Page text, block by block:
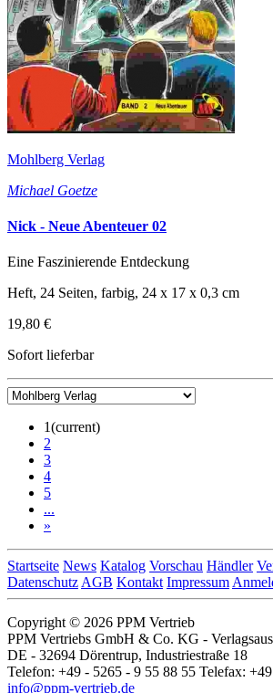
Mohlberg Verlag
Michael Goetze
Nick - Neue Abenteuer 02
Eine Faszinierende Entdeckung
Heft, 24 Seiten, farbig, 24 x 17 x 0,3 cm
19,80 €
Sofort lieferbar
1(current)
2
3
4
5
...
»
Startseite News Katalog Vorschau Händler
Datenschutz AGB Kontakt Impressum
Copyright © 2026 PPM Vertrieb
PPM Vertriebs GmbH & Co. KG -
DE - 32694 Dörentrup, Industriestraße 18
Telefon: +49 - 5265 - 9 55 88 55 Telefax:
info@ppm-vertrieb.de